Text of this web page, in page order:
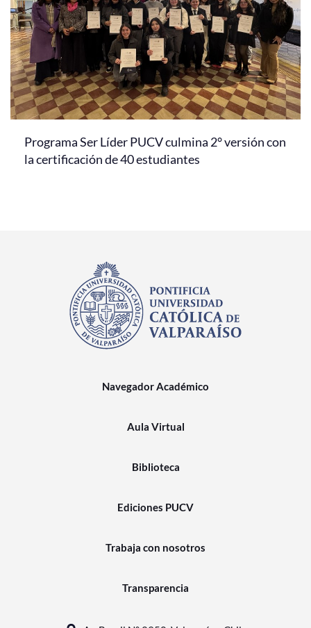
Programa Ser Líder PUCV culmina 2° versión con
la certificación de 40 estudiantes
Navegador Académico
Aula Virtual
Biblioteca
Ediciones PUCV
Trabaja con nosotros
Transparencia